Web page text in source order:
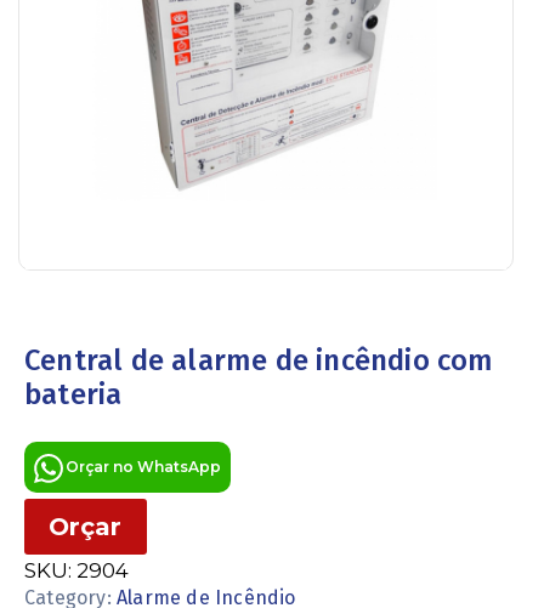
Central de alarme de incêndio com
bateria
Orçar no WhatsApp
Orçar
SKU: 2904
Category: Alarme de Incêndio